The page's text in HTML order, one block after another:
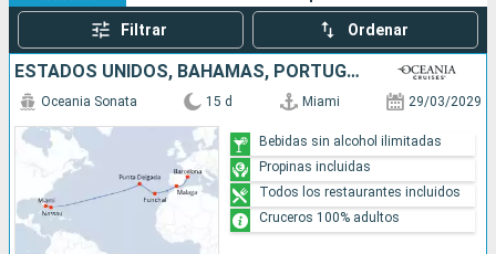
Filtrar Ordenar
ESTADOS UNIDOS, BAHAMAS, PORTUGAL, ESPAÑA
Oceania Sonata 15 d Miami 29/03/2029
Bebidas sin alcohol ilimitadas
Propinas incluidas
Todos los restaurantes incluidos
Cruceros 100% adultos